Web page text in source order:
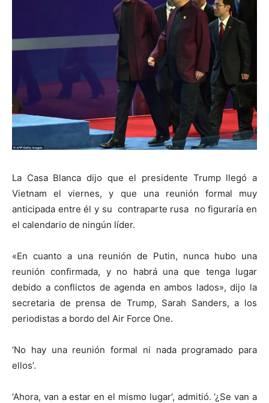
La Casa Blanca dijo que el presidente Trump llegó a
Vietnam el viernes, y que una reunión formal muy
anticipada entre él y su contraparte rusa no figuraría en
el calendario de ningún líder.
«En cuanto a una reunión de Putin, nunca hubo una
reunión confirmada, y no habrá una que tenga lugar
debido a conflictos de agenda en ambos lados», dijo la
secretaria de prensa de Trump, Sarah Sanders, a los
periodistas a bordo del Air Force One.
‘No hay una reunión formal ni nada programado para
ellos’.
‘Ahora, van a estar en el mismo lugar’, admitió. ‘¿Se van a